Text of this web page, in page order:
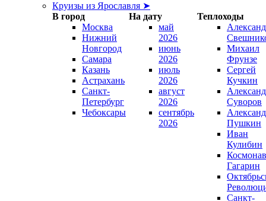
Круизы из Ярославля ➤
В город
На дату
Теплоходы
Москва
Нижний
Новгород
Самара
Казань
Астрахань
Санкт-
Петербург
Чебоксары
май
2026
июнь
2026
июль
2026
август
2026
сентябрь
2026
Михаил
Фрунзе
Сергей
Кучкин
Суворов
Пушкин
Иван
Кулибин
Гагарин
Санкт-